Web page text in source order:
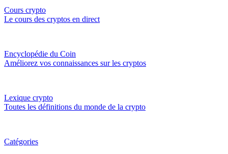
Cours crypto
Le cours des cryptos en direct
Encyclopédie du Coin
Améliorez vos connaissances sur les cryptos
Lexique crypto
Toutes les définitions du monde de la crypto
Catégories